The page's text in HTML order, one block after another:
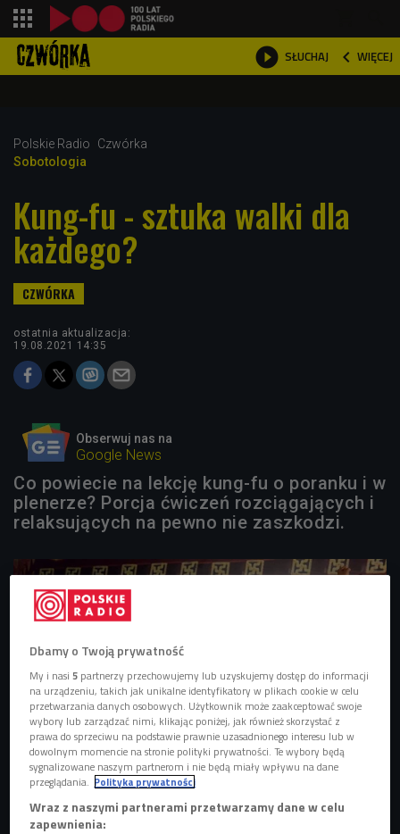
 SŁUCHAJ  WIĘCEJ

Polskie Radio
Czwórka
Sobotologia
Kung-fu - sztuka walki dla
każdego?
ostatnia aktualizacja:
19.08.2021 14:35
Obserwuj nas na
Google News
Co powiecie na lekcję kung-fu o poranku i w
plenerze? Porcja ćwiczeń rozciągających i
relaksujących na pewno nie zaszkodzi.
Woskowa figura Bruce'a Lee w galerii Madame Tussauds
Dbamy o Twoją prywatność
My i nasi5 partnerzy przechowujemy lub uzyskujemy dostęp do informacji
na urządzeniu, takich jak unikalne identyfikatory w plikach cookie w celu
przetwarzania danych osobowych. Użytkownik może zaakceptować swoje
wybory lub zarządzać nimi, klikając poniżej, jak również skorzystać z
prawa do sprzeciwu na podstawie prawnie uzasadnionego interesu lub w
dowolnym momencie na stronie polityki prywatności. Te wybory będą
sygnalizowane naszym partnerom i nie będą miały wpływu na dane
przeglądania. Polityka prywatności
Wraz z naszymi partnerami przetwarzamy dane w celu
zapewnienia: